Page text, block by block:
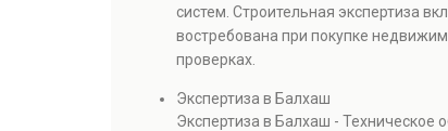
систем. Строительная экспертиза
востребована при покупке
проверках.
Экспертиза в Балхаш
Экспертиза в Балхаш - Техническое